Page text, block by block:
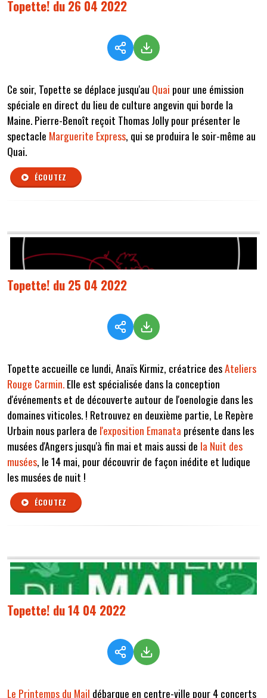
Topette! du 26 04 2022
Ce soir, Topette se déplace jusqu'au Quai pour une émission
spéciale en direct du lieu de culture angevin qui borde la
Maine. Pierre-Benoît reçoit Thomas Jolly pour présenter le
spectacle Marguerite Express, qui se produira le soir-même au
Quai.
ÉCOUTEZ
Topette! du 25 04 2022
Topette accueille ce lundi, Anaïs Kirmiz, créatrice desAteliers
Rouge Carmin.Elle est spécialisée dans la conception
d'événements et de découverte autour de l'oenologie dans les
domaines viticoles. ! Retrouvez en deuxième partie, Le Repère
Urbain nous parlera de l'exposition Emanata présente dans les
musées d'Angers jusqu'à fin mai et mais aussi de la Nuit des
musées, le 14 mai, pour découvrir de façon inédite et ludique
les musées de nuit !
ÉCOUTEZ
Topette! du 14 04 2022
Le Printemps du Mail débarque en centre-ville pour 4 concerts